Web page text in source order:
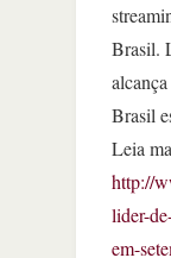
Brasil.
Brasil
Leia
http://
lider-
em-